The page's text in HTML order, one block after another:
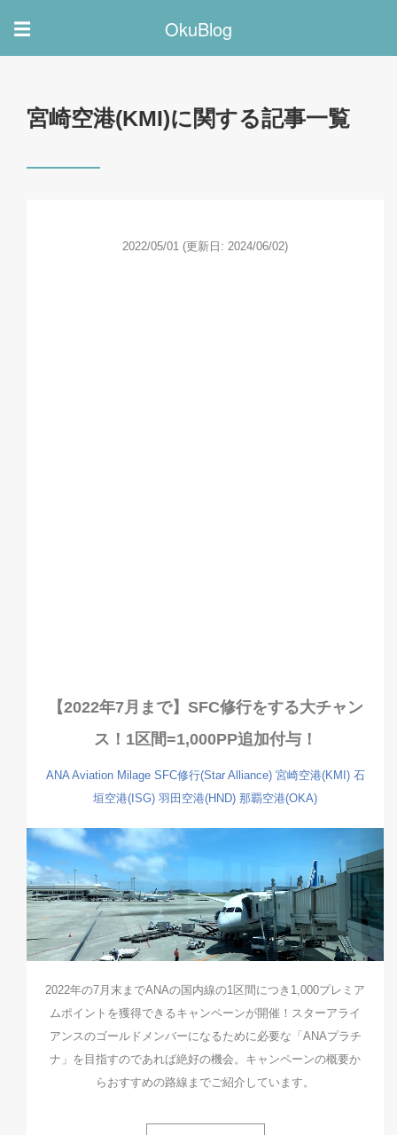
☰ OkuBlog
宮崎空港(KMI)に関する記事一覧
2022/05/01 (更新日: 2024/06/02)
【2022年7月まで】SFC修行をする大チャン
ス！1区間=1,000PP追加付与！
ANA Aviation Milage SFC修行(Star Alliance) 宮崎空港(KMI) 石
垣空港(ISG) 羽田空港(HND) 那覇空港(OKA)
2022年の7月末までANAの国内線の1区間につき1,000プレミア
ムポイントを獲得できるキャンペーンが開催！スターアライ
アンスのゴールドメンバーになるために必要な「ANAプラチ
ナ」を目指すのであれば絶好の機会。キャンペーンの概要か
らおすすめの路線までご紹介しています。